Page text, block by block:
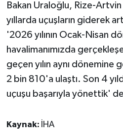
Bakan Uraloğlu, Rize-
yıllarda uçuşların giderek
'2026 yılının Ocak-Nisan
havalimanımızda
geçen yılın aynı
2 bin 810'a ulaştı. Son 4
uçuşu başarıyla yönettik'
Kaynak: İHA